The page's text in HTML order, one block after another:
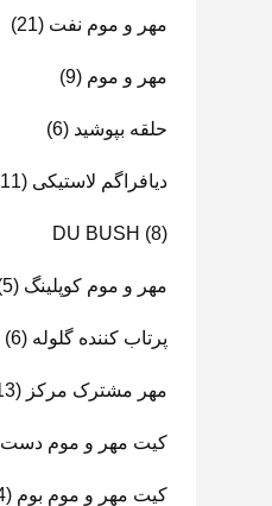
مهر و موم نفت (21)
مهر و موم (9)
حلقه بپوشید (6)
دیافراگم لاستیکی (11)
DU BUSH (8)
مهر و موم کوپلینگ (5)
پرتاب کننده گلوله (6)
مهر مشترک مرکز (13)
کیت مهر و موم دست
کیت مهر و موم بوم (24)